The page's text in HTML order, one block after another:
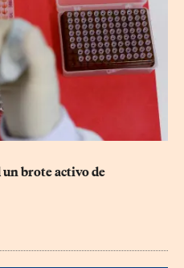
un brote activo de